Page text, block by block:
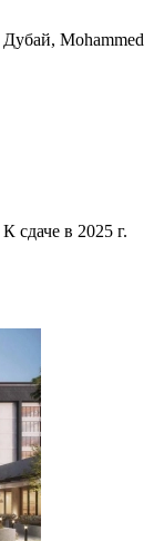
Дубай, Mohammed
К сдаче в 2025 г.